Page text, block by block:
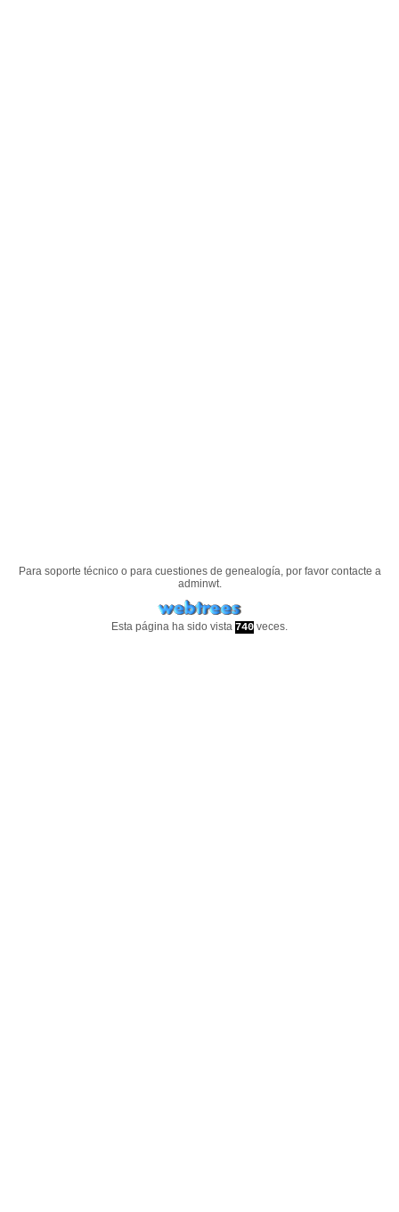
Para soporte técnico o para cuestiones de genealogía, por favor contacte a
adminwt.
Esta página ha sido vista 740 veces.